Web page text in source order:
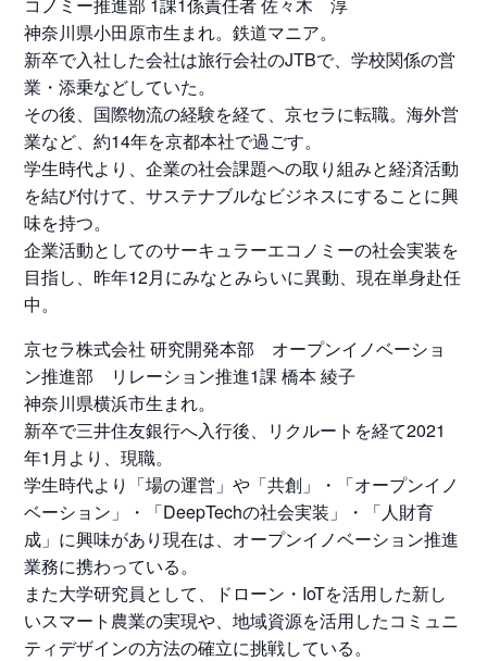
神奈川県小田原市生まれ。鉄道マニア。
新卒で入社した会社は旅行会社のJTBで、学校関係の営
業・添乗などしていた。
その後、国際物流の経験を経て、京セラに転職。海外営
業など、約14年を京都本社で過ごす。
学生時代より、企業の社会課題への取り組みと経済活動
を結び付けて、サステナブルなビジネスにすることに興
味を持つ。
企業活動としてのサーキュラーエコノミーの社会実装を
目指し、昨年12月にみなとみらいに異動、現在単身赴任
中。
京セラ株式会社 研究開発本部 オープンイノベーショ
ン推進部 リレーション推進1課 橋本 綾子
神奈川県横浜市生まれ。
新卒で三井住友銀行へ入行後、リクルートを経て2021
年1月より、現職。
学生時代より「場の運営」や「共創」・「オープンイノ
ベーション」・「DeepTechの社会実装」・「人財育
成」に興味があり現在は、オープンイノベーション推進
業務に携わっている。
また大学研究員として、ドローン・IoTを活用した新し
いスマート農業の実現や、地域資源を活用したコミュニ
ティデザインの方法の確立に挑戦している。